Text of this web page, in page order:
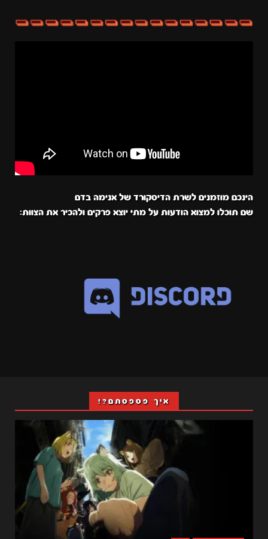
הינכם מוזמנים לשרת הדיסקורד של אנימה בדם
שם תוכלו למצוא הודעות על מתי יוצא פרקים ולהכיר את הצוות:
איך פספסתם?!